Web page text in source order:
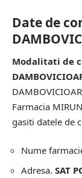
Date de
Modalitati de
Farmacia
gasiti datele de
Nume
Adresa. SAT